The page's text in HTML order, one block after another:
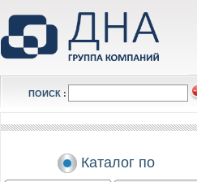
ПОИСК :
Каталог по